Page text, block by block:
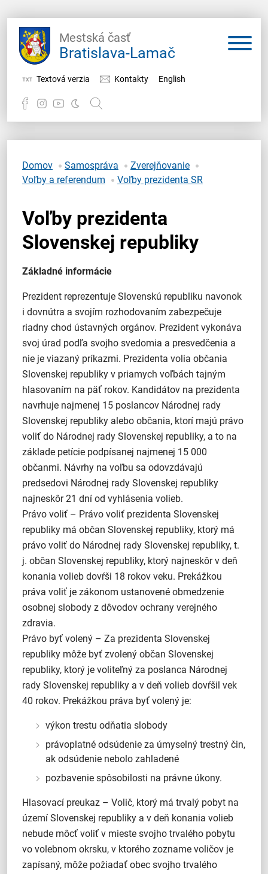
Mestská časť
Bratislava-Lamač
Textová verzia Kontakty English
Samospráva
Miestny úrad
O Lamači
Domov Samospráva
Zverejňovanie
Voľby a referendum
Voľby prezidenta SR
Voľby prezidenta
Slovenskej republiky
Základné informácie
Prezident reprezentuje Slovenskú republiku navonok
i dovnútra a svojím rozhodovaním zabezpečuje
riadny chod ústavných orgánov. Prezident vykonáva
svoj úrad podľa svojho svedomia a presvedčenia a
nie je viazaný príkazmi. Prezidenta volia občania
Slovenskej republiky v priamych voľbách tajným
hlasovaním na päť rokov. Kandidátov na prezidenta
navrhuje najmenej 15 poslancov Národnej rady
Slovenskej republiky alebo občania, ktorí majú právo
voliť do Národnej rady Slovenskej republiky, a to na
základe petície podpísanej najmenej 15 000
občanmi. Návrhy na voľbu sa odovzdávajú
predsedovi Národnej rady Slovenskej republiky
najneskôr 21 dní od vyhlásenia volieb.
Právo voliť – Právo voliť prezidenta Slovenskej
republiky má občan Slovenskej republiky, ktorý má
právo voliť do Národnej rady Slovenskej republiky, t.
j. občan Slovenskej republiky, ktorý najneskôr v deň
konania volieb dovŕši 18 rokov veku. Prekážkou
práva voliť je zákonom ustanovené obmedzenie
osobnej slobody z dôvodov ochrany verejného
zdravia.
Právo byť volený – Za prezidenta Slovenskej
republiky môže byť zvolený občan Slovenskej
republiky, ktorý je voliteľný za poslanca Národnej
rady Slovenskej republiky a v deň volieb dovŕšil vek
40 rokov. Prekážkou práva byť volený je:
výkon trestu odňatia slobody
právoplatné odsúdenie za úmyselný trestný čin,
ak odsúdenie nebolo zahladené
pozbavenie spôsobilosti na právne úkony.
Hlasovací preukaz – Volič, ktorý má trvalý pobyt na
území Slovenskej republiky a v deň konania volieb
nebude môcť voliť v mieste svojho trvalého pobytu
vo volebnom okrsku, v ktorého zozname voličov je
zapísaný, môže požiadať obec svojho trvalého